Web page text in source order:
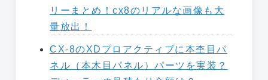
リーまとめ！cx8のリアルな画像も大
量放出！
CX-8のXDプロアクティブに本杢目パ
ネル（本木目パネル）パーツを実装？